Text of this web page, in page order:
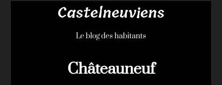
Castelneuviens
Le blog des habitants
Châteauneuf